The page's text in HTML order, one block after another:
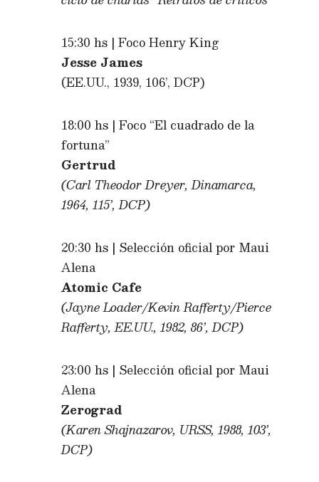
15:30 hs | Foco Henry King
Jesse James
(EE.UU., 1939, 106’, DCP)
18:00 hs | Foco “El cuadrado de la
fortuna”
Gertrud
(Carl Theodor Dreyer, Dinamarca,
1964, 115’, DCP)
20:30 hs | Selección oficial por Maui
Alena
Atomic Cafe
(Jayne Loader/Kevin Rafferty/Pierce
Rafferty, EE.UU., 1982, 86’, DCP)
23:00 hs | Selección oficial por Maui
Alena
Zerograd
(Karen Shajnazarov, URSS, 1988, 103’,
DCP)